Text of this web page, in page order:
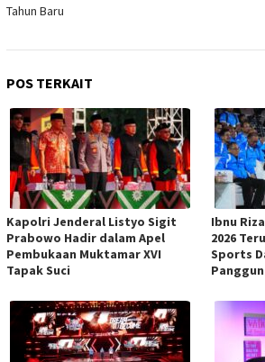
Tahun Baru
POS TERKAIT
Kapolri Jenderal Listyo Sigit
Prabowo Hadir dalam Apel
Pembukaan Muktamar XVI
Tapak Suci
Ibnu
2026
Sports